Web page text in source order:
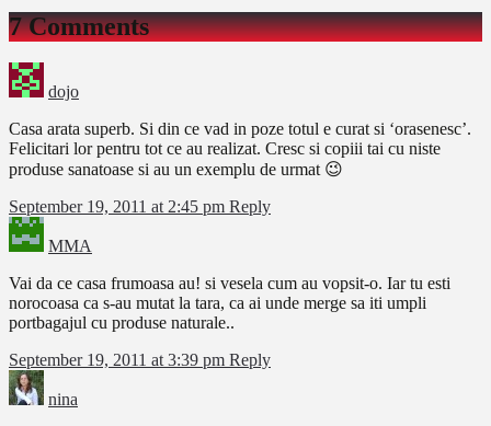
7 Comments
dojo
Casa arata superb. Si din ce vad in poze totul e curat si ‘orasenesc’.
Felicitari lor pentru tot ce au realizat. Cresc si copiii tai cu niste
produse sanatoase si au un exemplu de urmat 😉
September 19, 2011 at 2:45 pm Reply
MMA
Vai da ce casa frumoasa au! si vesela cum au vopsit-o. Iar tu esti
norocoasa ca s-au mutat la tara, ca ai unde merge sa iti umpli
portbagajul cu produse naturale..
September 19, 2011 at 3:39 pm Reply
nina